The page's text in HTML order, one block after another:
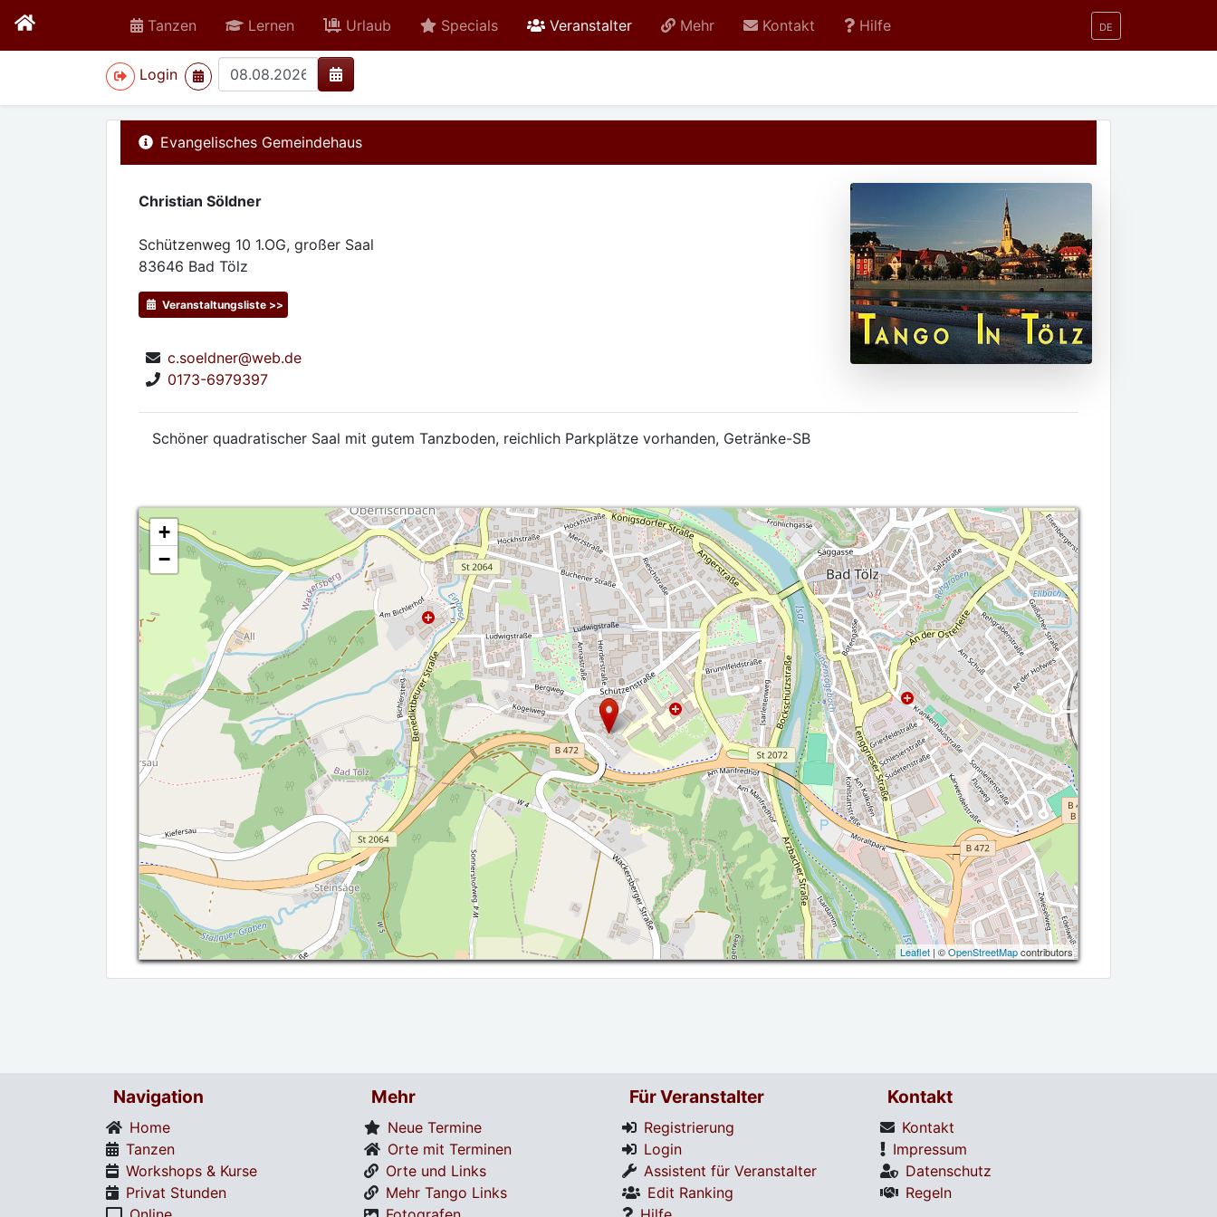
Tanzen Lernen Urlaub Specials Veranstalteractive Mehr Kontakt Hilfe DE
Login
>
Evangelisches Gemeindehaus
Christian Söldner
Schützenweg 10 1.OG, großer Saal
83646 Bad Tölz
Veranstaltungsliste >>
c.soeldner@web.de
0173-6979397
Schöner quadratischer Saal mit gutem Tanzboden, reichlich Parkplätze vorhanden, Getränke-SB
+
−
Leaflet | ©OpenStreetMapcontributors
Navigation
Home
Tanzen
Workshops & Kurse
Privat Stunden
Mehr
Neue Termine
Orte mit Terminen
Orte und Links
Mehr Tango Links
Für Veranstalter
Registrierung
Login
Assistent für Veranstalter
Edit Ranking
Kontakt
Kontakt
Impressum
Datenschutz
Regeln